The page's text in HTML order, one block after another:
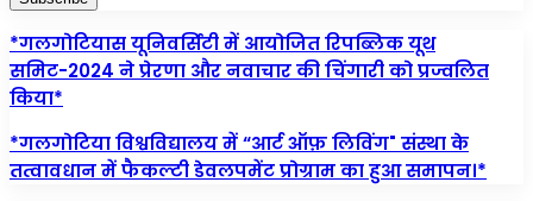
*गलगोटियास यूनिवर्सिटी में आयोजित रिपब्लिक यूथ
समिट-2024 ने प्रेरणा और नवाचार की चिंगारी को प्रज्वलित
किया*
*गलगोटिया विश्वविद्यालय में “आर्ट ऑफ़ लिविंग" संस्था के
तत्वावधान में फैकल्टी डेवलपमेंट प्रोग्राम का हुआ समापन।*